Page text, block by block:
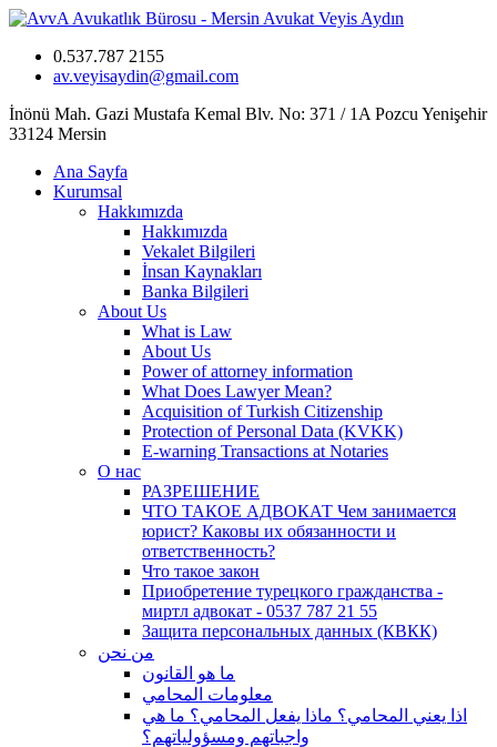
0.537.787 2155
av.veyisaydin@gmail.com
İnönü Mah. Gazi Mustafa Kemal Blv. No: 371 / 1A Pozcu Yenişehir
33124 Mersin
Ana Sayfa
Kurumsal
Hakkımızda
Hakkımızda
Vekalet Bilgileri
İnsan Kaynakları
Banka Bilgileri
About Us
What is Law
About Us
Power of attorney information
What Does Lawyer Mean?
Acquisition of Turkish Citizenship
Protection of Personal Data (KVKK)
E-warning Transactions at Notaries
О нас
РАЗРЕШЕНИЕ
ЧТО ТАКОЕ АДВОКАТ Чем занимается
юрист? Каковы их обязанности и
ответственность?
Что такое закон
Приобретение турецкого гражданства -
миртл адвокат - 0537 787 21 55
Защита персональных данных (КВКК)
من نحن
ما هو القانون
معلومات المحامي
اذا يعني المحامي؟ ماذا يفعل المحامي؟ ما هي
واجباتهم ومسؤولياتهم؟